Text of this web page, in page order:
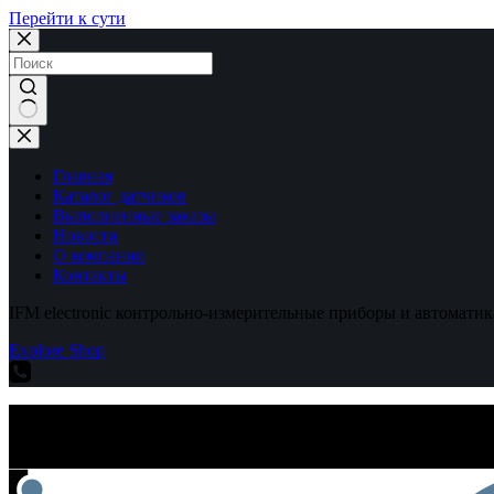
Перейти к сути
Ничего
не
найденоГлавная
Каталог датчиков
Выполненные заказы
Новости
О компании
Контакты
IFM electronic контрольно-измерительные приборы и
Explore Shop